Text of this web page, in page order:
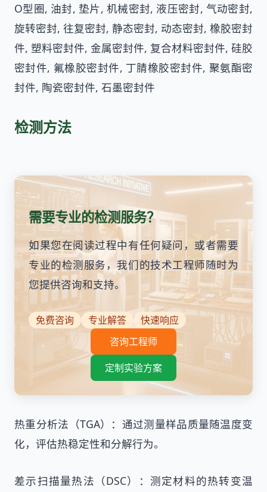
O型圈, 油封, 垫片, 机械密封, 液压密封, 气动密封,
旋转密封, 往复密封, 静态密封, 动态密封, 橡胶密封
件, 塑料密封件, 金属密封件, 复合材料密封件, 硅胶
密封件, 氟橡胶密封件, 丁腈橡胶密封件, 聚氨酯密
封件, 陶瓷密封件, 石墨密封件
检测方法
需要专业的检测服务？
如果您在阅读过程中有任何疑问，或者需要
专业的检测服务，我们的技术工程师随时为
您提供咨询和支持。
免费咨询 专业解答
快速响应
咨询工程师
定制实验方案
热重分析法（TGA）：通过测量样品质量随温度变
化，评估热稳定性和分解行为。
差示扫描量热法（DSC）：测定材料的热转变温